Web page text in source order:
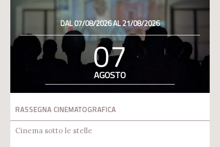
DAL 07/08/2026 AL 21/08/2026
07
AGOSTO
RASSEGNA CINEMATOGRAFICA
Cinema sotto le stelle